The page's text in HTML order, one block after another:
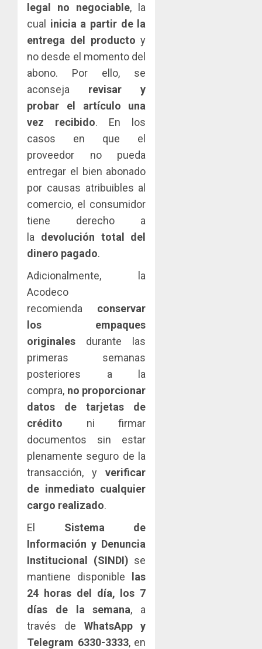
legal no negociable, la
cual inicia a partir de la
entrega del producto y
no desde el momento del
abono. Por ello, se
aconseja revisar y
probar el artículo una
vez recibido. En los
casos en que el
proveedor no pueda
entregar el bien abonado
por causas atribuibles al
comercio, el consumidor
tiene derecho a
la devolución total del
dinero pagado.
Adicionalmente, la
Acodeco
recomienda conservar
los empaques
originales durante las
primeras semanas
posteriores a la
compra, no proporcionar
datos de tarjetas de
crédito ni firmar
documentos sin estar
plenamente seguro de la
transacción, yverificar
de inmediato cualquier
cargo realizado.
El Sistema de
Información y Denuncia
Institucional (SINDI) se
mantiene disponible las
24 horas del día, los 7
días de la semana, a
través de WhatsApp y
Telegram 6330-3333, en